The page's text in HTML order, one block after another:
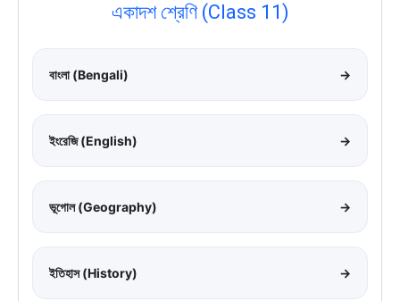
একাদশ শ্রেণি (Class 11)
বাংলা (Bengali) →
ইংরেজি (English) →
ভূগোল (Geography) →
ইতিহাস (History) →